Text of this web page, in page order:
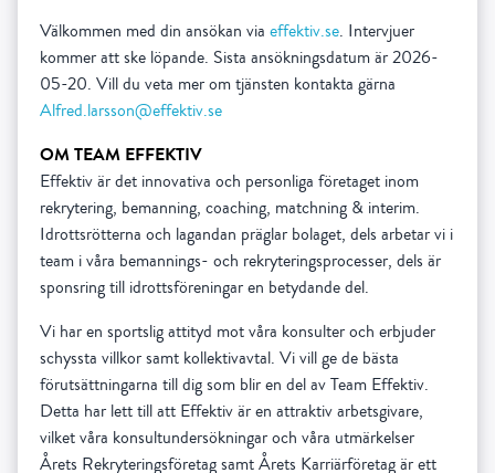
Välkommen med din ansökan via effektiv.se. Intervjuer
kommer att ske löpande. Sista ansökningsdatum är 2026-
05-20. Vill du veta mer om tjänsten kontakta gärna
Alfred.larsson@effektiv.se
OM TEAM EFFEKTIV
Effektiv är det innovativa och personliga företaget inom
rekrytering, bemanning, coaching, matchning & interim.
Idrottsrötterna och lagandan präglar bolaget, dels arbetar vi i
team i våra bemannings- och rekryteringsprocesser, dels är
sponsring till idrottsföreningar en betydande del.
Vi har en sportslig attityd mot våra konsulter och erbjuder
schyssta villkor samt kollektivavtal. Vi vill ge de bästa
förutsättningarna till dig som blir en del av Team Effektiv.
Detta har lett till att Effektiv är en attraktiv arbetsgivare,
vilket våra konsultundersökningar och våra utmärkelser
Årets Rekryteringsföretag samt Årets Karriärföretag är ett